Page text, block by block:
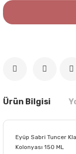
Ürün Bilgisi
Eyüp Sabri Tuncer
Kolonyası 150 ML